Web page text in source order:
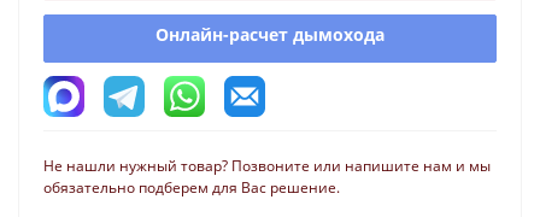
Онлайн-расчет дымохода
Не нашли нужный товар? Позвоните или напишите нам и мы
обязательно подберем для Вас решение.